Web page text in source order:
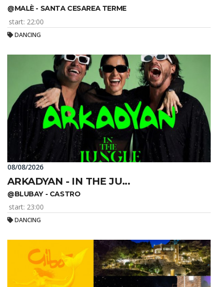
@MALÈ - SANTA CESAREA TERME
start: 22:00
DANCING
08/08/2026
ARKADYAN - IN THE JU...
@BLUBAY - CASTRO
start: 23:00
DANCING